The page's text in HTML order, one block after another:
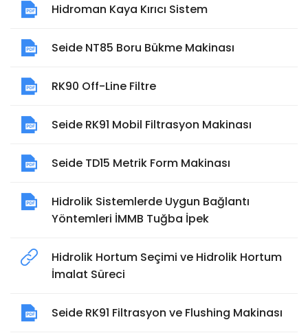
Hidroman Kaya Kırıcı Sistem
Seide NT85 Boru Bükme Makinası
RK90 Off-Line Filtre
Seide RK91 Mobil Filtrasyon Makinası
Seide TD15 Metrik Form Makinası
Hidrolik Sistemlerde Uygun Bağlantı
Yöntemleri İMMB Tuğba İpek
Hidrolik Hortum Seçimi ve Hidrolik Hortum
İmalat Süreci
Seide RK91 Filtrasyon ve Flushing Makinası